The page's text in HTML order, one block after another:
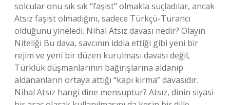
solcular onu sık sık “faşist” olmakla suçladılar, ancak
Atsız faşist olmadığını, sadece Türkçü-Turancı
olduğunu yineledi. Nihal Atsız davası nedir? Olayın
Niteliği Bu dava, savcının iddia ettiği gibi yeni bir
rejim ve yeni bir düzen kurulması davası değil,
Türklük düşmanlarının bağırışlarına aldanıp
aldananların ortaya attığı “kapı kırma” davasıdır.
Nihal Atsız hangi dine mensuptur? Atsız, dinin siyasi